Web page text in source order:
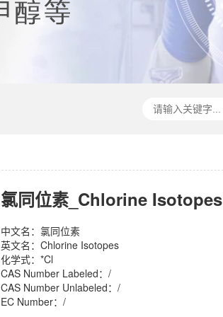
氯同位素_Chlorine Isotopes
中文名：氯同位素
英文名：Chlorine Isotopes
化学式：*Cl
CAS Number Labeled：/
CAS Number Unlabeled：/
EC Number：/